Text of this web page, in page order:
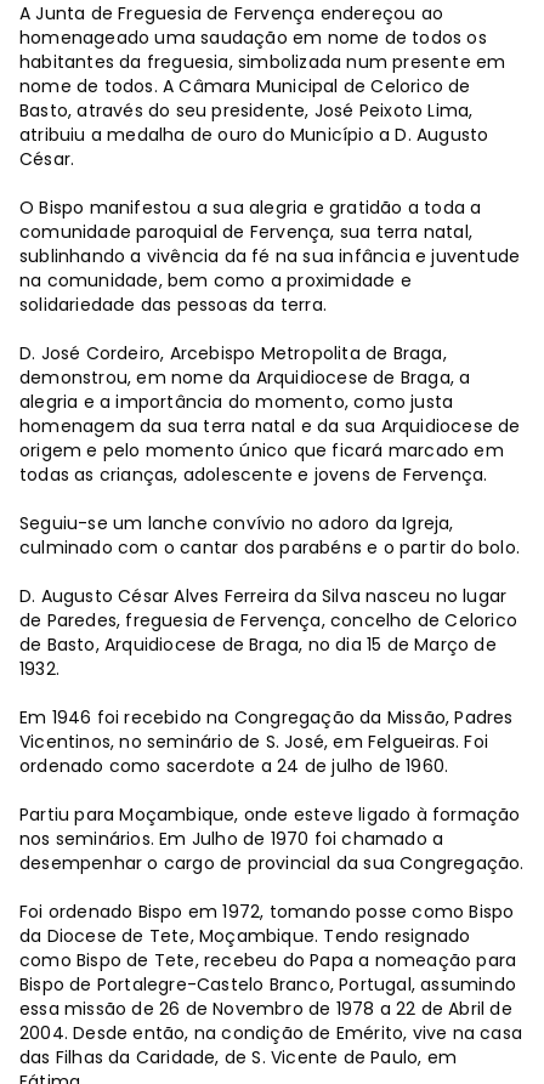
A Junta de Freguesia de Fervença endereçou ao
homenageado uma saudação em nome de todos os
habitantes da freguesia, simbolizada num presente em
nome de todos. A Câmara Municipal de Celorico de
Basto, através do seu presidente, José Peixoto Lima,
atribuiu a medalha de ouro do Município a D. Augusto
César.
O Bispo manifestou a sua alegria e gratidão a toda a
comunidade paroquial de Fervença, sua terra natal,
sublinhando a vivência da fé na sua infância e juventude
na comunidade, bem como a proximidade e
solidariedade das pessoas da terra.
D. José Cordeiro, Arcebispo Metropolita de Braga,
demonstrou, em nome da Arquidiocese de Braga, a
alegria e a importância do momento, como justa
homenagem da sua terra natal e da sua Arquidiocese de
origem e pelo momento único que ficará marcado em
todas as crianças, adolescente e jovens de Fervença.
Seguiu-se um lanche convívio no adoro da Igreja,
culminado com o cantar dos parabéns e o partir do bolo.
D. Augusto César Alves Ferreira da Silva nasceu no lugar
de Paredes, freguesia de Fervença, concelho de Celorico
de Basto, Arquidiocese de Braga, no dia 15 de Março de
1932.
Em 1946 foi recebido na Congregação da Missão, Padres
Vicentinos, no seminário de S. José, em Felgueiras. Foi
ordenado como sacerdote a 24 de julho de 1960.
Partiu para Moçambique, onde esteve ligado à formação
nos seminários. Em Julho de 1970 foi chamado a
desempenhar o cargo de provincial da sua Congregação.
Foi ordenado Bispo em 1972, tomando posse como Bispo
da Diocese de Tete, Moçambique. Tendo resignado
como Bispo de Tete, recebeu do Papa a nomeação para
Bispo de Portalegre-Castelo Branco, Portugal, assumindo
essa missão de 26 de Novembro de 1978 a 22 de Abril de
2004. Desde então, na condição de Emérito, vive na casa
das Filhas da Caridade, de S. Vicente de Paulo, em